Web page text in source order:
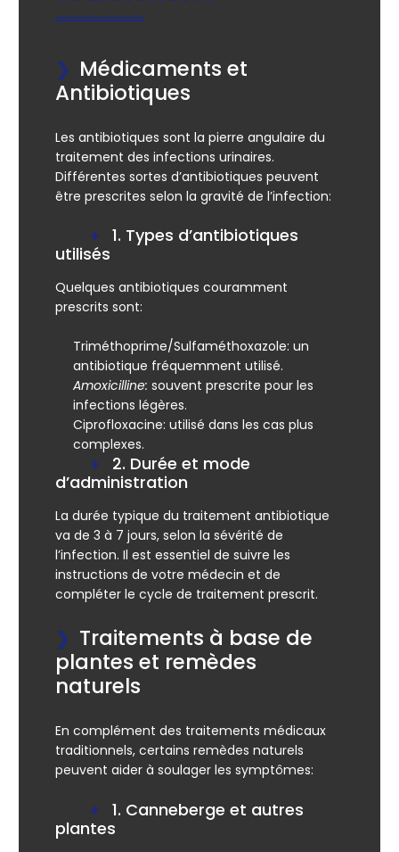
Médicaments et
Antibiotiques
Les antibiotiques sont la pierre angulaire du
traitement des infections urinaires.
Différentes sortes d’antibiotiques peuvent
être prescrites selon la gravité de l’infection:
1. Types d’antibiotiques
utilisés
Quelques antibiotiques couramment
prescrits sont:
Triméthoprime/Sulfaméthoxazole: un
antibiotique fréquemment utilisé.
Amoxicilline: souvent prescrite pour les
infections légères.
Ciprofloxacine: utilisé dans les cas plus
complexes.
2. Durée et mode
d’administration
La durée typique du traitement antibiotique
va de 3 à 7 jours, selon la sévérité de
l’infection. Il est essentiel de suivre les
instructions de votre médecin et de
compléter le cycle de traitement prescrit.
Traitements à base de
plantes et remèdes
naturels
En complément des traitements médicaux
traditionnels, certains remèdes naturels
peuvent aider à soulager les symptômes:
1. Canneberge et autres
plantes